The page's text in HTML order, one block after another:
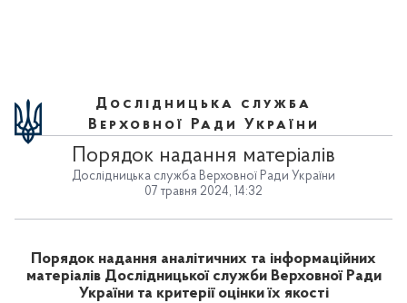
Дослідницька служба
Верховної Ради України
Порядок надання матеріалів
Дослідницька служба Верховної Ради України
07 травня 2024, 14:32
Порядок надання аналітичних та інформаційних
матеріалів Дослідницької служби Верховної Ради
України та критерії оцінки їх якості